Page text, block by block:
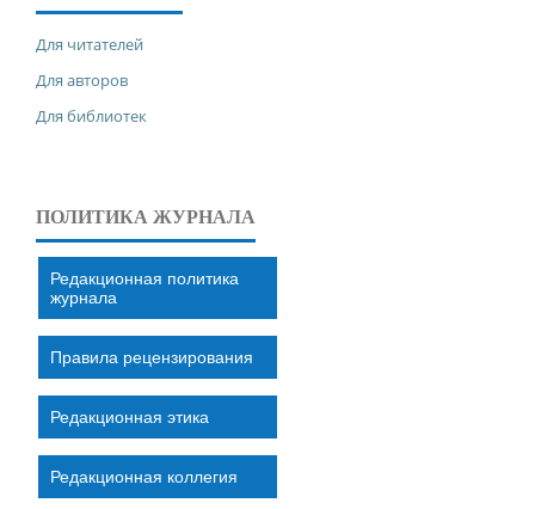
Для читателей
Для авторов
Для библиотек
ПОЛИТИКА ЖУРНАЛА
Редакционная политика
журнала
Правила рецензирования
Редакционная этика
Редакционная коллегия